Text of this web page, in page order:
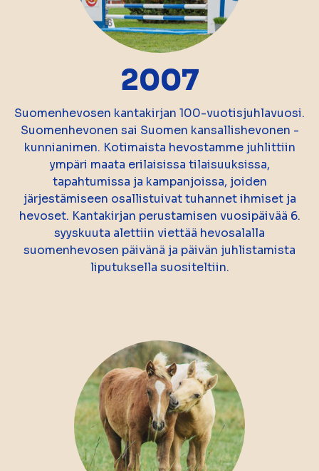
2007
Suomenhevosen kantakirjan 100-vuotisjuhlavuosi.
Suomenhevonen sai Suomen kansallishevonen -
kunnianimen. Kotimaista hevostamme juhlittiin
ympäri maata erilaisissa tilaisuuksissa,
tapahtumissa ja kampanjoissa, joiden
järjestämiseen osallistuivat tuhannet ihmiset ja
hevoset. Kantakirjan perustamisen vuosipäivää 6.
syyskuuta alettiin viettää hevosalalla
suomenhevosen päivänä ja päivän juhlistamista
liputuksella suositeltiin.